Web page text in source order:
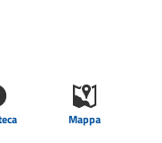
Mappa